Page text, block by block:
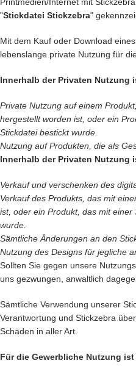
"Stickdatei Stickzebra"
Mit dem Kauf oder Download
lebenslange private Nutzung für
Innerhalb der Privaten Nutzung
Private Nutzung auf einem
hergestellt worden ist, oder ein
Stickdatei bestickt wurde.
Nutzung auf Produkten, die als
Innerhalb der Privaten Nutzung
Verkauf und verschenken des
Verkauf des Produkts, das mit
ist, oder ein Produkt, das mit einer
wurde.
Sämtliche Änderungen an den
Nutzung des Designs für jegliche
Sollten Sie gegen unsere
uns gezwungen, anwaltlich
Sämtliche Verwendung unserer
Verantwortung und Stickzebra
Schäden in aller Art.
Für die Gewerbliche Nutzung